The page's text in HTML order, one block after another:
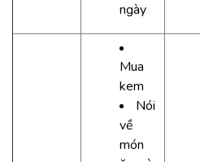
ngày
Mua
kem
Nói
về
món